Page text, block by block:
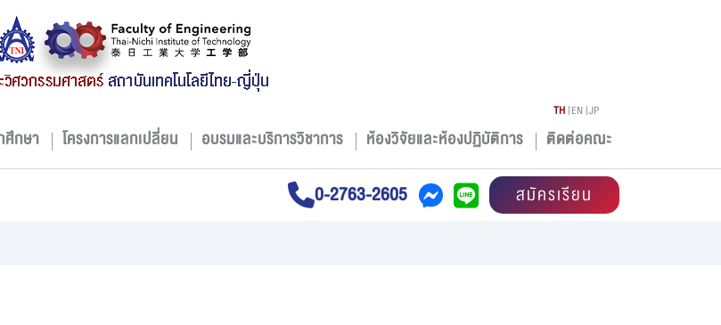
ศึกษา โครงการแลกเปลี่ยน อบรมและบริการวิชาการ ห้องวิจัยและห้องปฏิบัติการ ติดต่อคณะ
TH EN JP
0-2763-2605 สมัครเรียน